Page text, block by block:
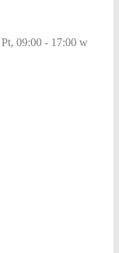
09:00 - 17:00 w